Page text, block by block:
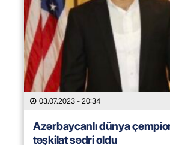
03.07.2023 - 20:34
Azərbaycanlı dünya
təşkilat sədri oldu